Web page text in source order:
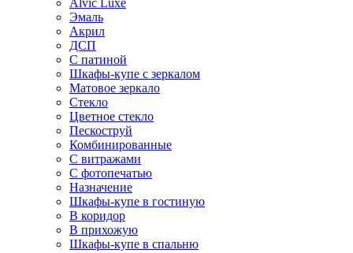
Alvic Luxe
Эмаль
Акрил
ДСП
С патиной
Шкафы-купе с зеркалом
Матовое зеркало
Стекло
Цветное стекло
Пескоструй
Комбинированные
С витражами
С фотопечатью
Назначение
Шкафы-купе в гостиную
В коридор
В прихожую
Шкафы-купе в спальню